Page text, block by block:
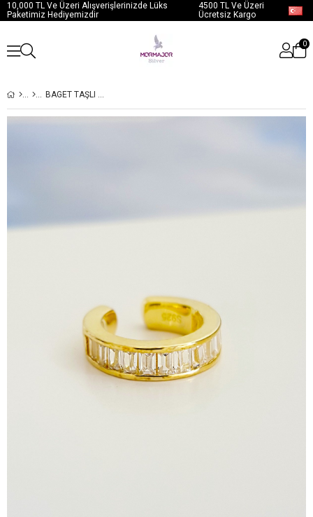
10,000 TL Ve Üzeri Alışverişlerinizde Lüks
Paketimiz Hediyemizdir
4500 TL Ve Üzeri
Ücretsiz Kargo
0
BAGET TAŞLI ZARIF GÜMÜŞ KIKIRDAK KÜPE